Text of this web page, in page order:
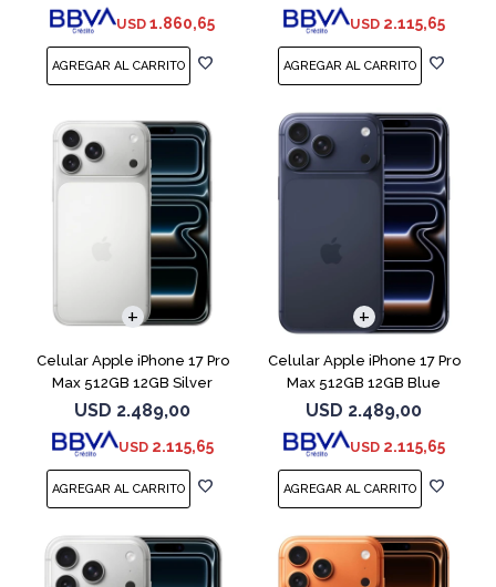
USD 1.860,65 USD 2.115,65
Celular Apple iPhone 17 Pro
Max 512GB 12GB Silver
USD 2.489,00
USD 2.115,65
COMPARAR
Celular Apple iPhone 17 Pro
Max 512GB 12GB Blue
USD 2.489,00
USD 2.115,65